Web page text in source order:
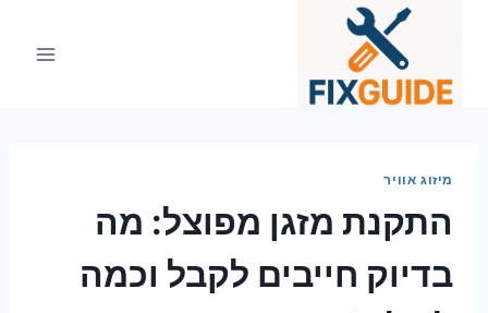
מיזוג אוויר
התקנת מזגן מפוצל: מה
בדיוק חייבים לקבל וכמה